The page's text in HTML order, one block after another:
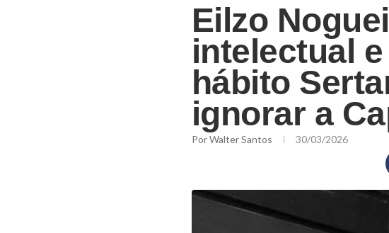
Eilzo
intelectual
hábito
ignorar a
PorWalter Santos 30/03/2026